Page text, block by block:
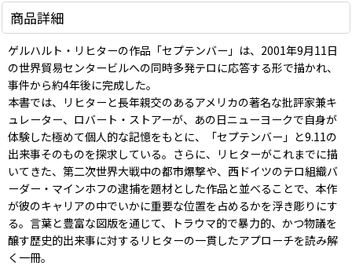
商品詳細
ゲルハルト・リヒターの作品「セプテンバー」は、2001年9月11日
の世界貿易センタービルへの同時多発テロに応答する形で描かれ、
事件から約4年後に完成した。
本書では、リヒターと長年親交のあるアメリカの著名な批評家兼キ
ュレーター、ロバート・ストアーが、あの日ニューヨークで自身が
体験した極めて個人的な記憶をもとに、「セプテンバー」と9.11の
出来事そのものを探求している。さらに、リヒターがこれまでに描
いてきた、第二次世界大戦中の都市爆撃や、西ドイツのテロ組織バ
ーダー・マインホフの逮捕を題材とした作品と並べることで、本作
が彼のキャリアの中でいかに重要な位置を占めるかを浮き彫りにす
る。言葉と豊富な図版を通じて、トラウマ的で暴力的、かつ物議を
醸す歴史的出来事に対するリヒターの一貫したアプローチを読み解
く一冊。